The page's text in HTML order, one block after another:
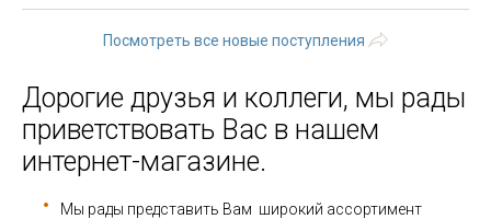
Посмотреть все новые поступления
Дорогие друзья и коллеги, мы рады
приветствовать Вас в нашем
интернет-магазине.
Мы рады представить Вам широкий ассортимент